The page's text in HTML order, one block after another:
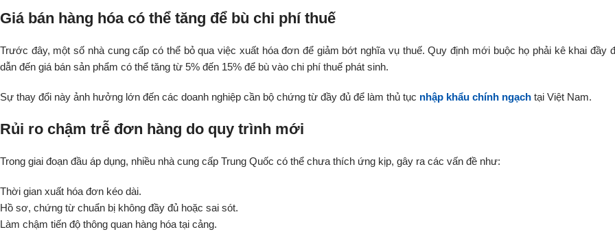
Giá bán hàng hóa có thể tăng để bù chi phí thuế
Trước đây, một số nhà cung cấp có thể bỏ qua việc xuất hóa đơn để giảm bớt nghĩa vụ thuế. Quy định mới buộc họ phải kê khai đầy
dẫn đến giá bán sản phẩm có thể tăng từ 5% đến 15% để bù vào chi phí thuế phát sinh.
Sự thay đổi này ảnh hưởng lớn đến các doanh nghiệp cần bộ chứng từ đầy đủ để làm thủ tục nhập khẩu chính ngạch tại Việt Nam.
Rủi ro chậm trễ đơn hàng do quy trình mới
Trong giai đoạn đầu áp dụng, nhiều nhà cung cấp Trung Quốc có thể chưa thích ứng kịp, gây ra các vấn đề như:
Thời gian xuất hóa đơn kéo dài.
Hồ sơ, chứng từ chuẩn bị không đầy đủ hoặc sai sót.
Làm chậm tiến độ thông quan hàng hóa tại cảng.